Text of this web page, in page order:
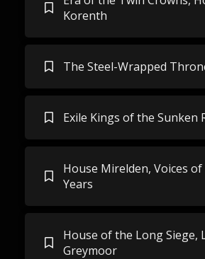
Korenth
The Steel-Wrapped
Exile Kings of the Sunken
House Mirelden, Voices
Years
House of the Long Siege,
Greymoor